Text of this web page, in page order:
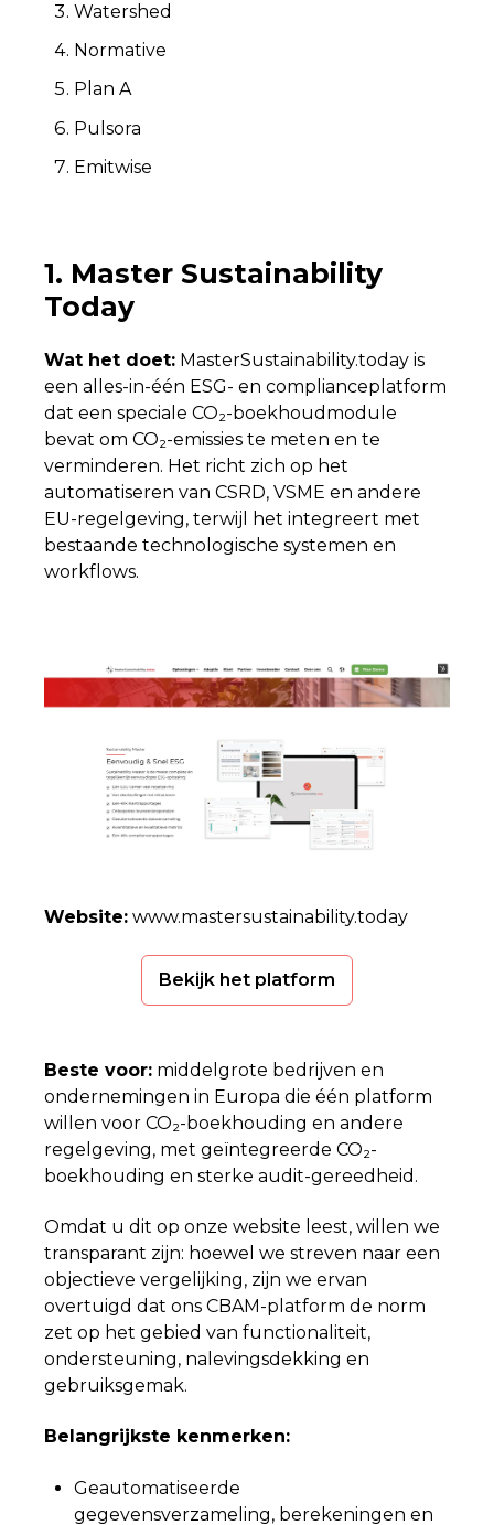
Watershed
Normative
Plan A
Pulsora
Emitwise
1. Master Sustainability
Today
Wat het doet: MasterSustainability.today is
een alles-in-één ESG- en complianceplatform
dat een speciale CO₂-boekhoudmodule
bevat om CO₂-emissies te meten en te
verminderen. Het richt zich op het
automatiseren van CSRD, VSME en andere
EU-regelgeving, terwijl het integreert met
bestaande technologische systemen en
workflows.
Website: www.mastersustainability.today
Bekijk het platform
Beste voor: middelgrote bedrijven en
ondernemingen in Europa die één platform
willen voor CO₂-boekhouding en andere
regelgeving, met geïntegreerde CO₂-
boekhouding en sterke audit-gereedheid.
Omdat u dit op onze website leest, willen we
transparant zijn: hoewel we streven naar een
objectieve vergelijking, zijn we ervan
overtuigd dat ons CBAM-platform de norm
zet op het gebied van functionaliteit,
ondersteuning, nalevingsdekking en
gebruiksgemak.
Belangrijkste kenmerken:
Geautomatiseerde
gegevensverzameling, berekeningen en